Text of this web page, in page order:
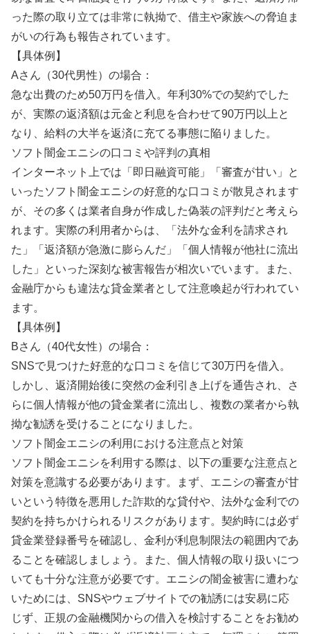
った際の取り立ては非常に執拗で、借主や家族への脅迫ま
がいの行為も報告されています。
【具体例】
Aさん（30代男性）の場合：
急な出費のため50万円を借入。年利30%での契約でした
が、実際の返済額は元金と利息を合わせて90万円以上と
なり、給料の大半を返済に充てる事態に陥りました。
ソフト闇金エニシの口コミや評判の真相
インターネット上では「即日融資可能」「審査が甘い」と
いったソフト闇金エニシの好意的な口コミが散見されます
が、その多くは業者自身が作成した偽装の評判だと考えら
れます。実際の利用者からは、「法外な金利を請求され
た」「返済額が急激に膨らんだ」「個人情報が他社に流出
した」といった深刻な被害報告が相次いでいます。また、
金融庁からも違法な貸金業者として注意喚起が行われてい
ます。
【具体例】
Bさん（40代女性）の場合：
SNSで見つけた好意的な口コミを信じて30万円を借入。
しかし、返済開始後に突然の金利引き上げを通告され、さ
らに個人情報が他の貸金業者に流出し、複数の業者から執
拗な勧誘を受けることになりました。
ソフト闇金エニシの利用における注意点と対策
ソフト闇金エニシを利用する際は、以下の重要な注意点と
対策を意識する必要があります。まず、エニシの審査が甘
いという特徴を悪用した詐欺的な貸付や、法外な金利での
契約を持ちかけられるリスクがあります。契約時には必ず
貸金業登録番号を確認し、金利が利息制限法の範囲内であ
ることを確認しましょう。また、個人情報の取り扱いにつ
いても十分な注意が必要です。エニシの闇金被害に遭わな
いためには、SNSやウェブサイトでの勧誘には安易に応
じず、正規の金融機関からの借入を検討することをお勧め